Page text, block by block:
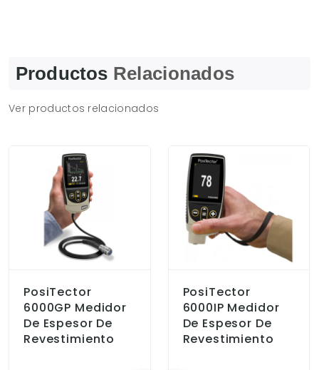
Productos Relacionados
Ver productos relacionados
PosiTector
6000GP Medidor
De Espesor De
Revestimiento
PosiTector
6000IP Medidor
De Espesor De
Revestimiento